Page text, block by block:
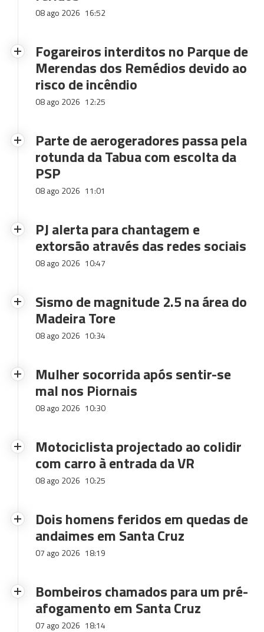
08 ago 2026 16:52
Fogareiros interditos no Parque de
Merendas dos Remédios devido ao
risco de incêndio
08 ago 2026 12:25
Parte de aerogeradores passa pela
rotunda da Tabua com escolta da
PSP
08 ago 2026 11:01
PJ alerta para chantagem e
extorsão através das redes sociais
08 ago 2026 10:47
Sismo de magnitude 2.5 na área do
Madeira Tore
08 ago 2026 10:34
Mulher socorrida após sentir-se
mal nos Piornais
08 ago 2026 10:30
Motociclista projectado ao colidir
com carro à entrada da VR
08 ago 2026 10:25
Dois homens feridos em quedas de
andaimes em Santa Cruz
07 ago 2026 18:19
Bombeiros chamados para um pré-
afogamento em Santa Cruz
07 ago 2026 18:14